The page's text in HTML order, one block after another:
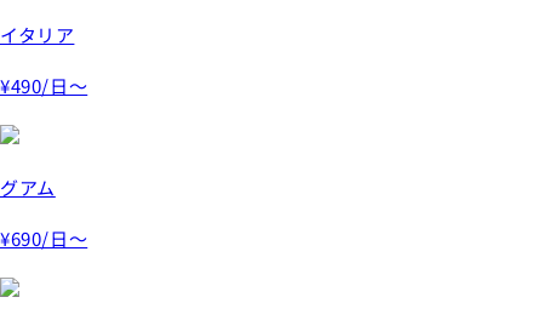
イタリア
¥490/日～
グアム
¥690/日～